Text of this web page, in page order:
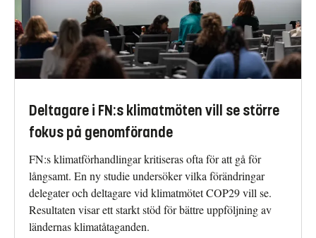
Deltagare i FN:s klimatmöten vill se större
fokus på genomförande
FN:s klimatförhandlingar kritiseras ofta för att gå för
långsamt. En ny studie undersöker vilka förändringar
delegater och deltagare vid klimatmötet COP29 vill se.
Resultaten visar ett starkt stöd för bättre uppföljning av
ländernas klimatåtaganden.